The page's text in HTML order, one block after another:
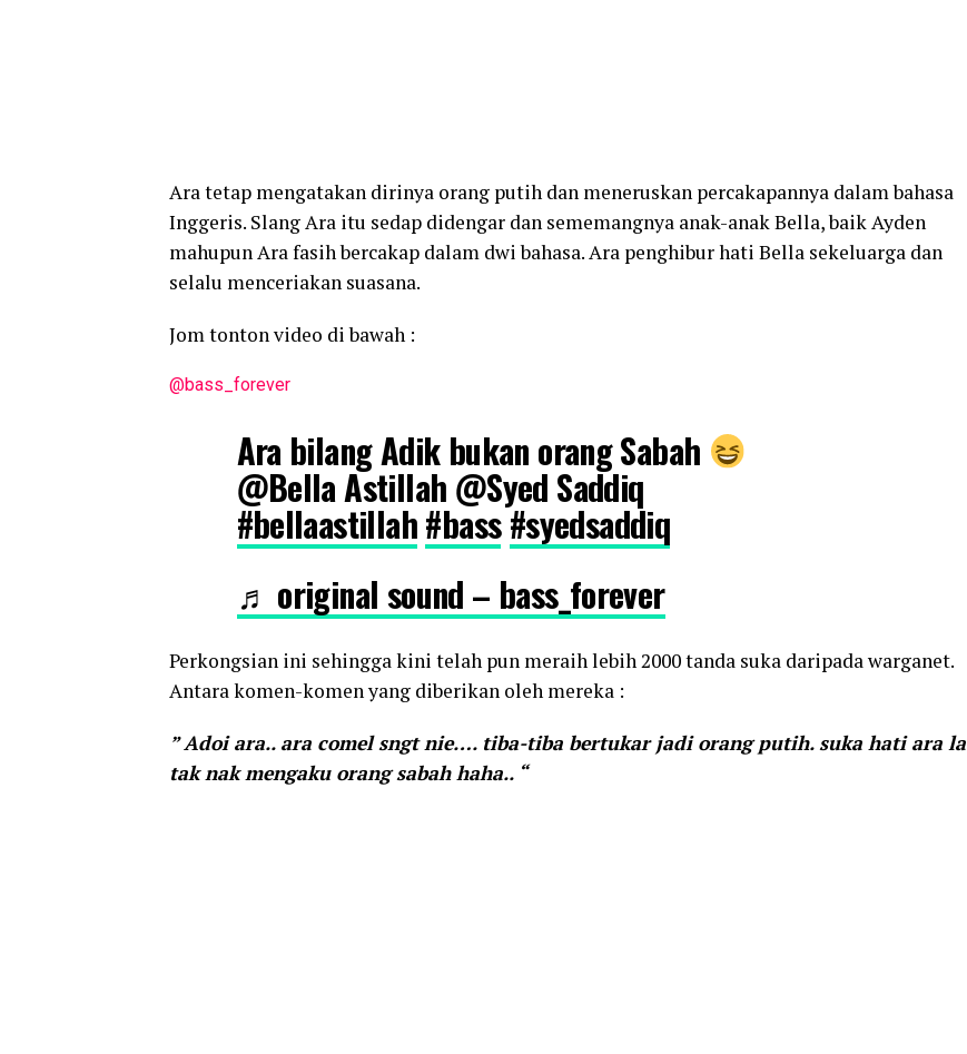
Ara tetap mengatakan dirinya orang putih dan meneruskan percakapannya dalam bahasa
Inggeris. Slang Ara itu sedap didengar dan sememangnya anak-anak Bella, baik Ayden
mahupun Ara fasih bercakap dalam dwi bahasa. Ara penghibur hati Bella sekeluarga dan
selalu menceriakan suasana.
Jom tonton video di bawah :
@bass_forever
Ara bilang Adik bukan orang Sabah
@Bella Astillah @Syed Saddiq
#bellaastillah#bass#syedsaddiq
♬ original sound – bass_forever
Perkongsian ini sehingga kini telah pun meraih lebih 2000 tanda suka daripada warganet.
Antara komen-komen yang diberikan oleh mereka :
” Adoi ara.. ara comel sngt nie…. tiba-tiba bertukar jadi orang putih. suka hati ara la
tak nak mengaku orang sabah haha.. “